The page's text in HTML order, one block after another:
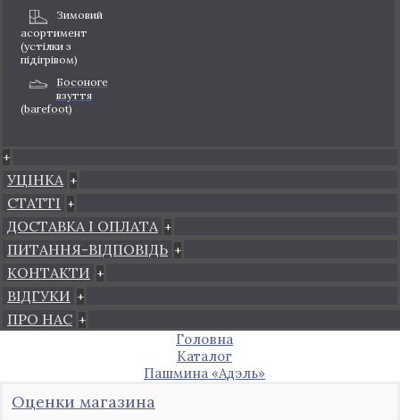
Зимовий
асортимент
(устілки з
підігрівом)
Босоноге
взуття
(barefoot)
+
УЦІНКА +
СТАТТІ +
ДОСТАВКА І ОПЛАТА +
ПИТАННЯ-ВІДПОВІДЬ +
КОНТАКТИ +
ВІДГУКИ +
ПРО НАС +
Головна
Каталог
Пашмина «Адэль»
Оценки магазина